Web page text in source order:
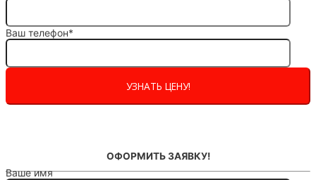
Ваш телефон*
ОФОРМИТЬ ЗАЯВКУ!
Ваше имя